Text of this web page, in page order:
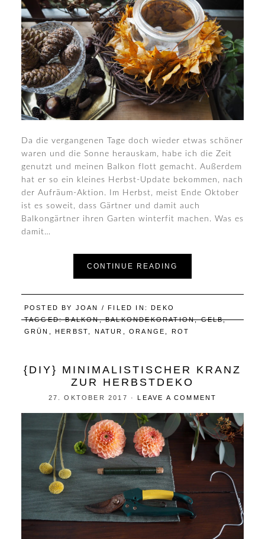
Da die vergangenen Tage doch wieder etwas schöner
waren und die Sonne herauskam, habe ich die Zeit
genutzt und meinen Balkon flott gemacht. Außerdem
hat er so ein kleines Herbst-Update bekommen, nach
der Aufräum-Aktion. Im Herbst, meist Ende Oktober
ist es soweit, dass Gärtner und damit auch
Balkongärtner ihren Garten winterfit machen. Was es
damit…
CONTINUE READING
POSTED BY JOAN / FILED IN:DEKO
TAGGED:BALKON,BALKONDEKORATION,GELB,
GRÜN
,HERBST NATUR ,ORANGE ROT
{DIY} MINIMALISTISCHER KRANZ
ZUR HERBSTDEKO
27. OKTOBER 2017 ·LEAVE A COMMENT